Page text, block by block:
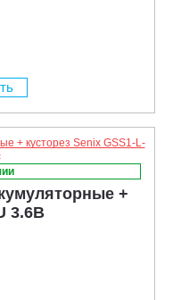
+
3.6В